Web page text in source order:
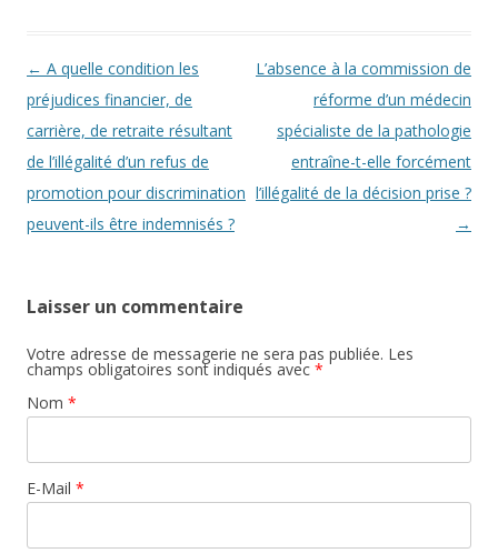
Navigation des articles
← A quelle condition les
préjudices financier, de
carrière, de retraite résultant
de l’illégalité d’un refus de
promotion pour discrimination
peuvent-ils être indemnisés ?
L’absence à la commission de
réforme d’un médecin
spécialiste de la pathologie
entraîne-t-elle forcément
l’illégalité de la décision prise ?
→
Laisser un commentaire
Votre adresse de messagerie ne sera pas publiée. Les
champs obligatoires sont indiqués avec *
Nom *
E-Mail *